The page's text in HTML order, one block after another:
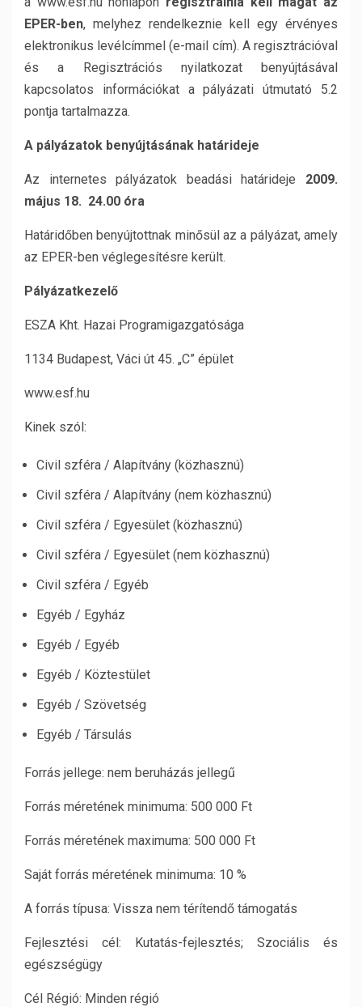
EPER-ben, melyhez rendelkeznie kell egy érvényes
elektronikus levélcímmel (e-mail cím). A regisztrációval
és a Regisztrációs nyilatkozat benyújtásával
kapcsolatos információkat a pályázati útmutató 5.2
pontja tartalmazza.
A pályázatok benyújtásának határideje
Az internetes pályázatok beadási határideje 2009.
május 18. 24.00 óra
Határidőben benyújtottnak minősül az a pályázat, amely
az EPER-ben véglegesítésre került.
Pályázatkezelő
ESZA Kht. Hazai Programigazgatósága
1134 Budapest, Váci út 45. „C” épület
www.esf.hu
Kinek szól:
Civil szféra / Alapítvány (közhasznú)
Civil szféra / Alapítvány (nem közhasznú)
Civil szféra / Egyesület (közhasznú)
Civil szféra / Egyesület (nem közhasznú)
Civil szféra / Egyéb
Egyéb / Egyház
Egyéb / Egyéb
Egyéb / Köztestület
Egyéb / Szövetség
Egyéb / Társulás
Forrás jellege: nem beruházás jellegű
Forrás méretének minimuma: 500 000 Ft
Forrás méretének maximuma: 500 000 Ft
Saját forrás méretének minimuma: 10 %
A forrás típusa: Vissza nem térítendő támogatás
Fejlesztési cél: Kutatás-fejlesztés; Szociális és
egészségügy
Cél Régió: Minden régió